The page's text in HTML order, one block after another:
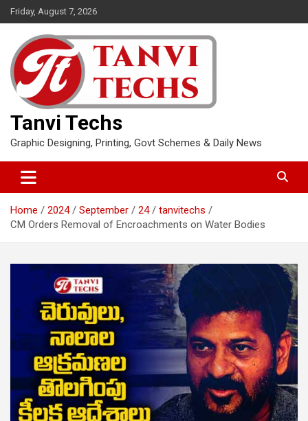
Skip
to
content
Friday, August 7, 2026
Tanvi Techs
Graphic Designing, Printing, Govt Schemes & Daily News
Home 2024 September 24
tanvitechs
CM Orders Removal of Encroachments on Water Bodies